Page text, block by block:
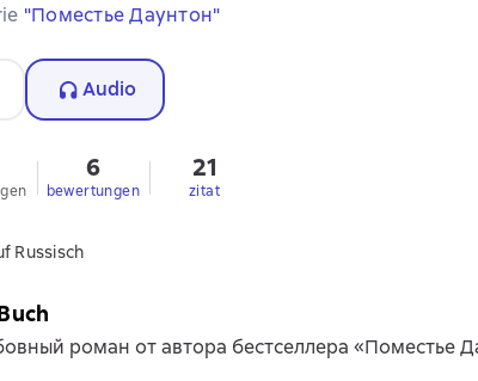
"Поместье Даунтон"
Audio
6
bewertungen
21
zitat
Russisch
роман от автора бестселлера «Поместье